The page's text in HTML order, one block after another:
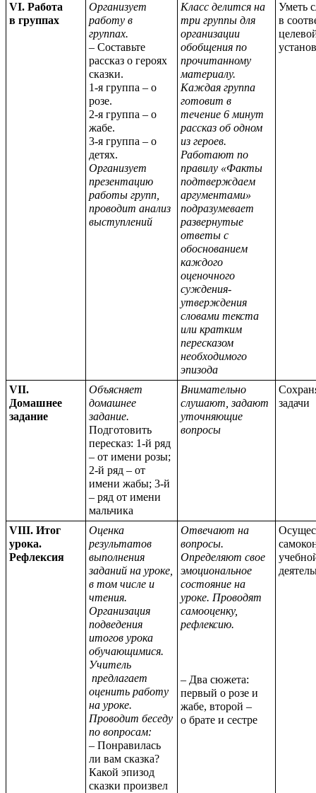
VI. Работа
в группах
Организует
работу в
группах.
– Составьте
рассказ о героях
сказки.
1-я группа – о
розе.
2-я группа – о
жабе.
3-я группа – о
детях.
Организует
презентацию
работы групп,
проводит анализ
выступлений
Класс делится на
три группы для
организации
обобщения по
прочитанному
материалу.
Каждая группа
готовит в
течение 6 минут
рассказ об одном
из героев.
Работают по
правилу «Факты
подтверждаем
аргументами»
подразумевает
развернутые
ответы с
обоснованием
каждого
оценочного
суждения-
утверждения
словами текста
или кратким
пересказом
необходимого
эпизода
Уметь
в
VII.
Домашнее
задание
Объясняет
домашнее
задание.
Подготовить
пересказ: 1-й ряд
– от имени розы;
2-й ряд – от
имени жабы; 3-й
– ряд от имени
мальчика
Внимательно
слушают, задают
уточняющие
вопросы
задачи
VIII. Итог
урока.
Рефлексия
Оценка
результатов
выполнения
заданий на уроке,
в том числе и
чтения.
Организация
подведения
итогов урока
обучающимися.
Учитель
предлагает
оценить работу
на уроке.
Проводит беседу
по вопросам:
– Понравилась
ли вам сказка?
Какой эпизод
сказки произвел
Отвечают на
вопросы.
Определяют свое
эмоциональное
состояние на
уроке. Проводят
самооценку,
рефлексию.
– Два сюжета:
первый о розе и
жабе, второй –
о брате и сестре